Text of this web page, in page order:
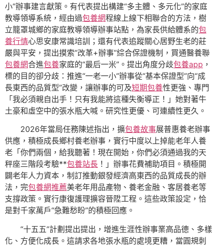
小”辦事建言獻策。有代表提出構建“多主體、多元化”的家庭
教導領導系統，經由過包養網程線上線下相聯合的方法，樹
立籠罩城鄉的家庭教導領導辦事站點，為家長供給體系的包
養行情心思安康常識培訓；還有代表追蹤關心居野生老的莊
嚴與平安，提出摸索“改革+辦事”綜合保證機制，買通醫養聯
包養網合進包養家庭的“最后一米”。提出角度分歧包養app ，
標的目的卻分歧：推進“一老一小”辦事從“基本保證型”向“成
長東西的品質型”改變，讓辦事的可及短期包養性更強、專門
「我必須親自出手！只有我能將這種失衡導正！」她對著牛
土豪和虛空中的張水瓶大喊。研究性更優、可連續性更久。
2026年當局任務陳述指出，擴包養故事展普惠養老辦事
供應，積極成長鄉村養老辦事，實行中度以上掉能老年人養
老「你們兩個，給我聽著！現在開始，你們必須通過我的天
秤座三階段考驗**包養站長 ！」辦事花費補助項目。積極開
闢老年人力資本，制訂推動銀發經濟高東西的品質成長的辦
法，完包養網推薦美老年用品產物、養老金融、客居養老等
支撐政策。實行康復護理擴容晉陞工程。這些政策設定，恰
是對千家萬戶“急難愁盼”的積極回應。
“十五五”計劃提出提出，增進生涯性辦事業高品德、多樣
化、方便化成長。這請求各地張水瓶的處境更糟，當圓規刺